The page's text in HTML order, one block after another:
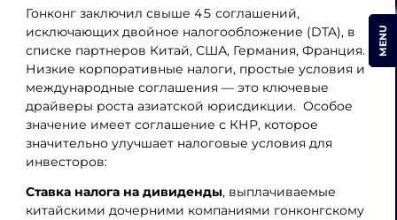
Гонконг заключил свыше 45 соглашений,
исключающих двойное налогообложение (DTA), в
списке партнеров Китай, США, Германия, Франция.
Низкие корпоративные налоги, простые условия и
международные соглашения — это ключевые
драйверы роста азиатской юрисдикции. Особое
значение имеет соглашение с КНР, которое
значительно улучшает налоговые условия для
инвесторов:
Ставка налога на дивиденды, выплачиваемые
китайскими дочерними компаниями гонконгскому
MENU